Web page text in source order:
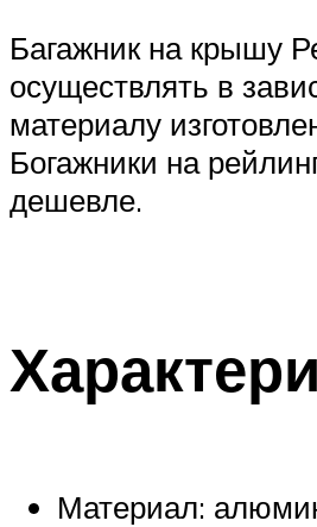
Багажник на крышу
осуществлять в
материалу
Богажники на
дешевле.
Материал: